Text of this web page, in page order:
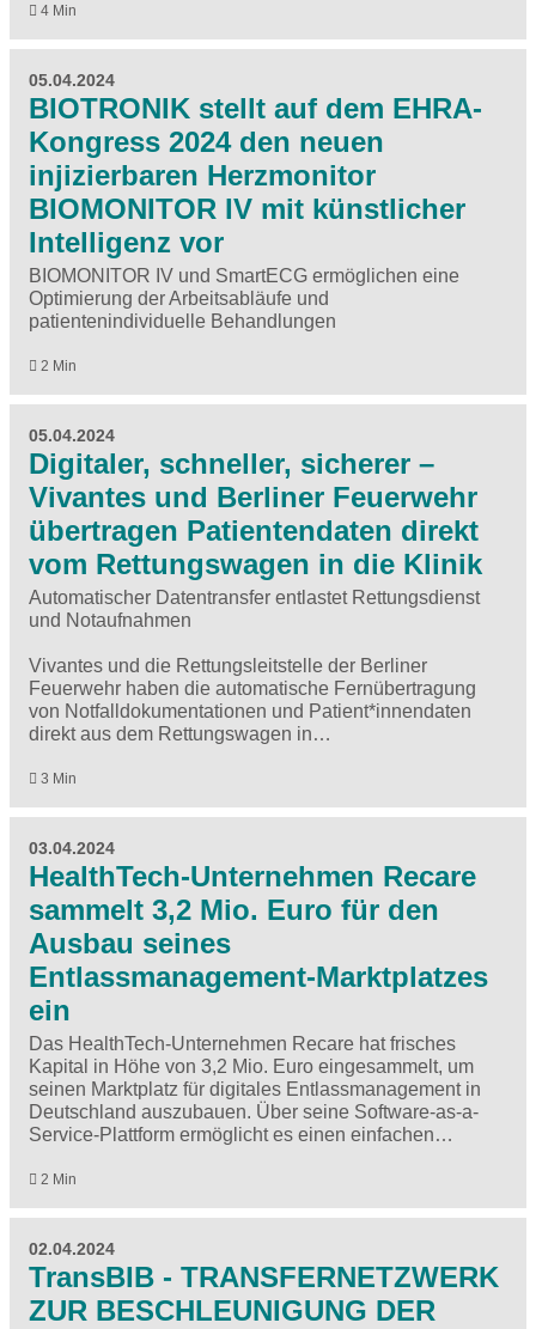
4 Min
05.04.2024
BIOTRONIK stellt auf dem EHRA-
Kongress 2024 den neuen
injizierbaren Herzmonitor
BIOMONITOR IV mit künstlicher
Intelligenz vor
BIOMONITOR IV und SmartECG ermöglichen eine
Optimierung der Arbeitsabläufe und
patientenindividuelle Behandlungen
2 Min
05.04.2024
Digitaler, schneller, sicherer –
Vivantes und Berliner Feuerwehr
übertragen Patientendaten direkt
vom Rettungswagen in die Klinik
Automatischer Datentransfer entlastet Rettungsdienst
und Notaufnahmen
Vivantes und die Rettungsleitstelle der Berliner
Feuerwehr haben die automatische Fernübertragung
von Notfalldokumentationen und Patient*innendaten
direkt aus dem Rettungswagen in…
3 Min
03.04.2024
HealthTech-Unternehmen Recare
sammelt 3,2 Mio. Euro für den
Ausbau seines
Entlassmanagement-Marktplatzes
ein
Das HealthTech-Unternehmen Recare hat frisches
Kapital in Höhe von 3,2 Mio. Euro eingesammelt, um
seinen Marktplatz für digitales Entlassmanagement in
Deutschland auszubauen. Über seine Software-as-a-
Service-Plattform ermöglicht es einen einfachen…
2 Min
02.04.2024
TransBIB - TRANSFERNETZWERK
ZUR BESCHLEUNIGUNG DER